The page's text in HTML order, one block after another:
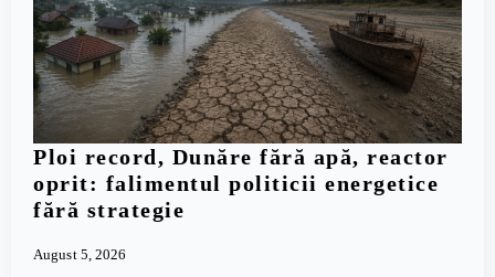
Ploi record, Dunăre fără apă, reactor
oprit: falimentul politicii energetice
fără strategie
August 5, 2026